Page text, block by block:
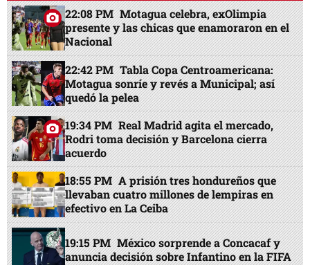
22:08 PM Motagua celebra, exOlimpia
presente y las chicas que enamoraron en el
Nacional
22:42 PM Tabla Copa Centroamericana:
Motagua sonríe y revés a Municipal; así
quedó la pelea
19:34 PM Real Madrid agita el mercado,
Rodri toma decisión y Barcelona cierra
acuerdo
18:55 PM A prisión tres hondureños que
llevaban cuatro millones de lempiras en
efectivo en La Ceiba
19:15 PM México sorprende a Concacaf y
anuncia decisión sobre Infantino en la FIFA